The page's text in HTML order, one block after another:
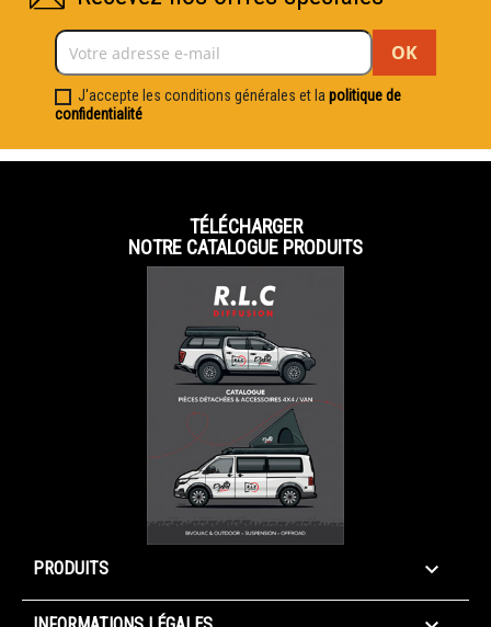
J'accepte les conditions générales et la politique de
confidentialité
TÉLÉCHARGER
NOTRE CATALOGUE PRODUITS
PRODUITS 